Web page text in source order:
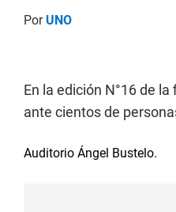
PorUNO
En la edición N°16 de
ante cientos de
Auditorio Ángel Bustelo.